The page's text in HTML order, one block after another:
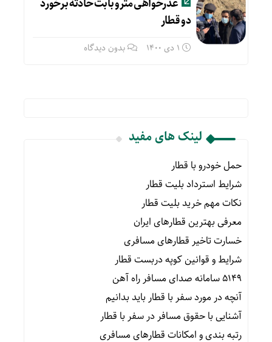
دو قطار
1 دی 1400 بدون دیدگاه
لینک های مفید
حمل خودرو با قطار
شرایط استرداد بلیت قطار
نکات مهم خرید بلیت قطار
معرفی بهترین قطارهای ایران
خسارت تاخیر قطارهای مسافری
شرایط و قوانین کوپه دربست قطار
۵۱۴۹ سامانه صدای مسافر راه آهن
آنچه در مورد سفر با قطار باید بدانیم
آشنایی با حقوق مسافر در سفر با قطار
رتبه بندی و امکانات قطارهای مسافری